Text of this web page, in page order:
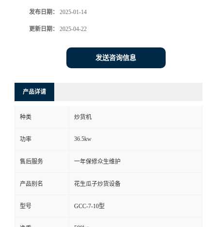
发布日期： 2025-01-14
更新日期： 2025-04-22
发送咨询信息
产品详请
种类 炒货机
功率 36.5kw
售后服务 一年保修众生维护
产品别名 花生瓜子炒货设备
型号 GCC-7-10型